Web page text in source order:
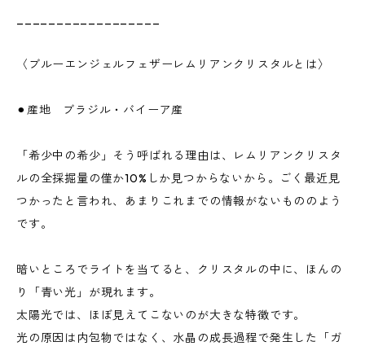
〈ブルーエンジェルフェザーレムリアンクリスタルとは〉
⚫︎産地 ブラジル・バイーア産
「希少中の希少」そう呼ばれる理由は、レムリアンクリスタ
ルの全採掘量の僅か10%しか見つからないから。ごく最近見
つかったと言われ、あまりこれまでの情報がないもののよう
です。
暗いところでライトを当てると、クリスタルの中に、ほんの
り「青い光」が現れます。
太陽光では、ほぼ見えてこないのが大きな特徴です。
光の原因は内包物ではなく、水晶の成長過程で発生した「ガ